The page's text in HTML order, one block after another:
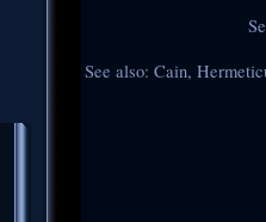
See also: Cain,